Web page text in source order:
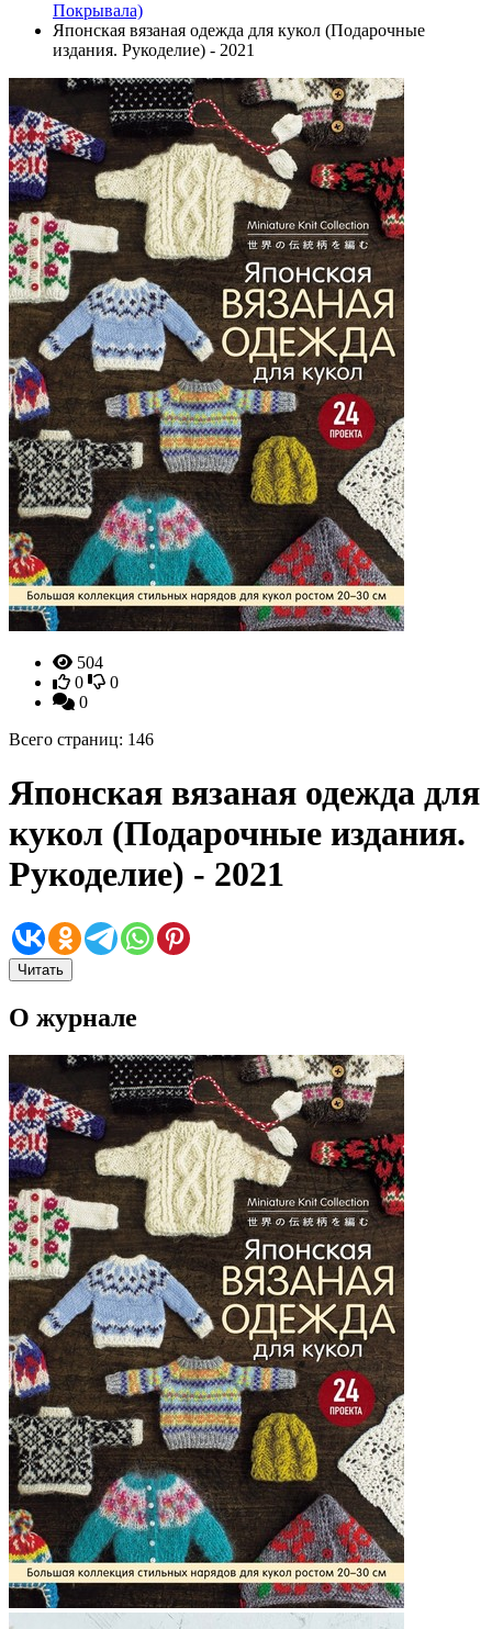
Покрывала)
Японская вязаная одежда для кукол (Подарочные
издания. Рукоделие) - 2021
504
0
0
0
Всего страниц: 146
Японская вязаная одежда для
кукол (Подарочные издания.
Рукоделие) - 2021
Читать
О журнале